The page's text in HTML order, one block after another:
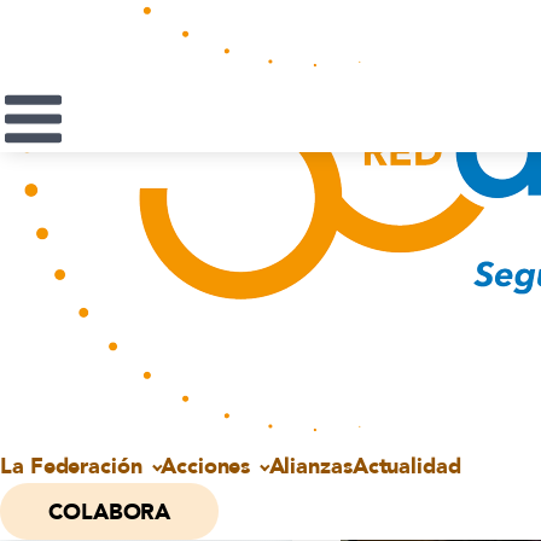
La Federación Acciones AlianzasActualidad
COLABORA